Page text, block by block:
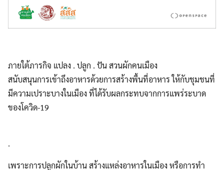
ภายใต้ภารกิจ แปลง . ปลูก . ปัน สวนผักคนเมือง
สนับสนุนการเข้าถึงอาหารด้วยการสร้างพื้นที่อาหาร ให้กับชุมชนที่
มีความเปราะบางในเมือง ที่ได้รับผลกระทบจากการแพร่ระบาด
ของโควิด-19
.
เพราะการปลูกผักในบ้าน สร้างแหล่งอาหารในเมือง หรือการทำ